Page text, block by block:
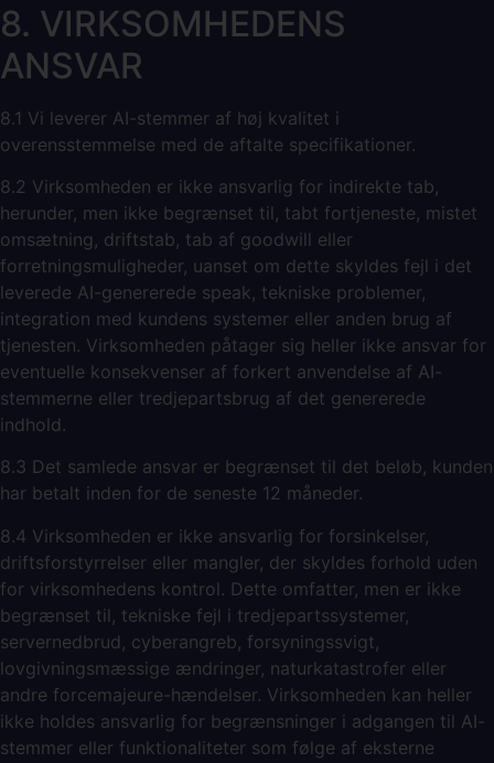
8. VIRKSOMHEDENS
ANSVAR
8.1 Vi leverer AI-stemmer af høj kvalitet i
overensstemmelse med de aftalte specifikationer.
8.2 Virksomheden er ikke ansvarlig for indirekte tab,
herunder, men ikke begrænset til, tabt fortjeneste, mistet
omsætning, driftstab, tab af goodwill eller
forretningsmuligheder, uanset om dette skyldes fejl i det
leverede AI-genererede speak, tekniske problemer,
integration med kundens systemer eller anden brug af
tjenesten. Virksomheden påtager sig heller ikke ansvar for
eventuelle konsekvenser af forkert anvendelse af AI-
stemmerne eller tredjepartsbrug af det genererede
indhold.
8.3 Det samlede ansvar er begrænset til det beløb, kunden
har betalt inden for de seneste 12 måneder.
8.4 Virksomheden er ikke ansvarlig for forsinkelser,
driftsforstyrrelser eller mangler, der skyldes forhold uden
for virksomhedens kontrol. Dette omfatter, men er ikke
begrænset til, tekniske fejl i tredjepartssystemer,
servernedbrud, cyberangreb, forsyningssvigt,
lovgivningsmæssige ændringer, naturkatastrofer eller
andre forcemajeure-hændelser. Virksomheden kan heller
ikke holdes ansvarlig for begrænsninger i adgangen til AI-
stemmer eller funktionaliteter som følge af eksterne